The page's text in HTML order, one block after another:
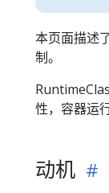
本页面描述
制。
性，容器运
动机